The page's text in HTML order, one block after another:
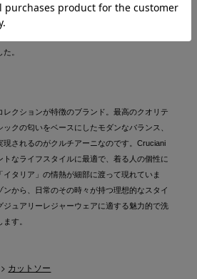
成度を、リピーターの方には色違いでの買い
を代表する名品です。サイズ感はややコ
。
レクションが特徴のブランド。最高のクオリテ
クの匂いをベースにしたモダンなバランス、
現されるのがクルチアーニなのです。Cruciani
なライフスタイルに最適で、着る人の個性に
タリア」の情熱が細部に渡って現れていま
から、日常のその時々が持つ理想的なスタイ
ジュアリーレジャーウェアに適する魅力的で洗
す。
> カットソー